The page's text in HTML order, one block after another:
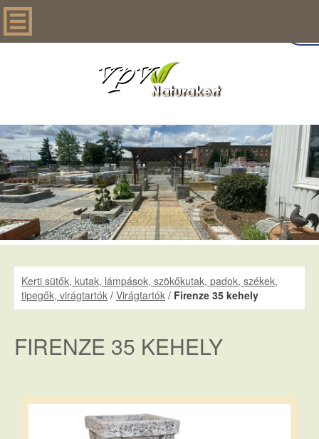
Kerti sütők, kutak, lámpások, szökőkutak, padok, székek,
tipegők, virágtartók / Virágtartók / Firenze 35 kehely
FIRENZE 35 KEHELY